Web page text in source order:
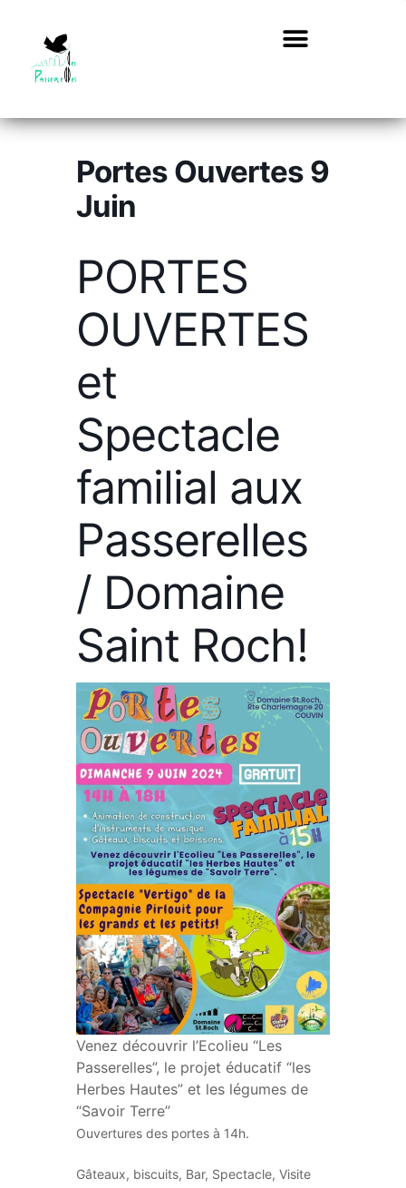
Portes Ouvertes 9
Juin
PORTES
OUVERTES
et
Spectacle
familial aux
Passerelles
/ Domaine
Saint Roch!
Venez découvrir l’Ecolieu “Les
Passerelles”, le projet éducatif “les
Herbes Hautes” et les légumes de
“Savoir Terre”
Ouvertures des portes à 14h.
Gâteaux, biscuits, Bar, Spectacle, Visite